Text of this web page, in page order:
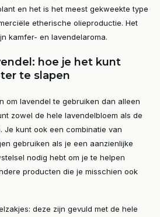
en het is het meest gekweekte type
etherische olieproductie. Het
kamfer- en lavendelaroma.
hoe je het kunt
te slapen
om lavendel te gebruiken dan alleen
zowel de hele lavendelbloem als de
Je kunt ook een combinatie van
gebruiken als je een aanzienlijke
nodig hebt om je te helpen
producten die je misschien ook
deze zijn gevuld met de hele